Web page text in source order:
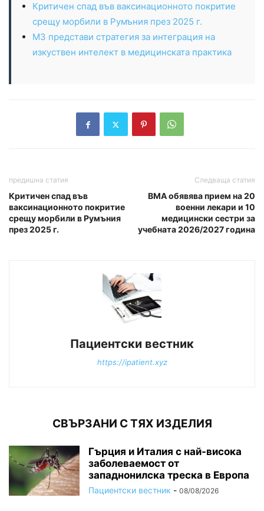
Критичен спад във ваксинационното покритие
срещу морбили в Румъния през 2025 г.
МЗ представи стратегия за интеграция на
изкуствен интелект в медицинската практика
предишна статия
Критичен спад във
ваксинационното покритие
срещу морбили в Румъния
през 2025 г.
Следваща статия
ВМА обявява прием на 20
военни лекари и 10
медицински сестри за
учебната 2026/2027 година
Пациентски вестник
https://ipatient.xyz
СВЪРЗАНИ С ТЯХ ИЗДЕЛИЯ
Гърция и Италия с най-висока
заболеваемост от
западнонилска треска в Европа
Пациентски вестник - 08/08/2026